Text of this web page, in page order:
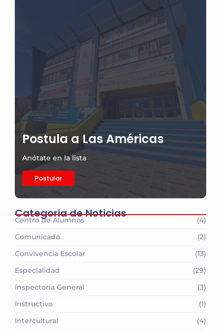
Postula a Las Américas
Anótate en la lista
Postular
Categoria de Noticias
Centro de Alumnos
(4)
Comunicado
(2)
Convivencia Escolar
(13)
Especialidad
(29)
Inspectoria General
(3)
Instructivo
(1)
Intercultural
(4)